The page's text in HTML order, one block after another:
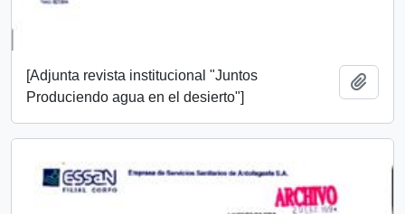
[Adjunta revista institucional "Juntos
Produciendo agua en el desierto"]